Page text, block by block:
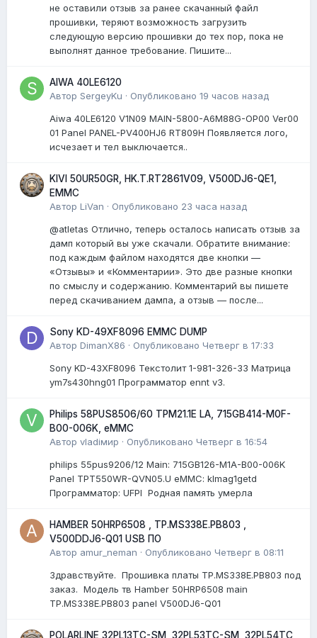
не оставили отзыв за ранее скачанный файл
прошивки, теряют возможность загрузить
следующую версию прошивки до тех пор, пока не
выполнят данное требование. Пишите...
AIWA 40LE6120
Автор SergeyKu · Опубликовано 19 часов назад
Aiwa 40LE6120 V1N09 MAIN-5800-A6M88G-OP00 Ver00
01 Panel PANEL-PV400HJ6 RT809H Появляется лого,
исчезает и тел выключается..
KIVI 50UR50GR, HK.T.RT2861V09, V500DJ6-QE1,
EMMC
Автор LiVan · Опубликовано 23 часа назад
@atletas Отлично, теперь осталось написать отзыв за
дамп который вы уже скачали. Обратите внимание:
под каждым файлом находятся две кнопки —
«Отзывы» и «Комментарии». Это две разные кнопки
по смыслу и содержанию. Комментарий вы пишете
перед скачиванием дампа, а отзыв — после...
Sony KD-49XF8096 EMMC DUMP
Автор DimanX86 · Опубликовано Четверг в 17:33
Sony KD-43XF8096 Текстолит 1-981-326-33 Матрица
ym7s430hng01 Программатор ennt v3.
Philips 58PUS8506/60 TPM21.1E LA, 715GB414-M0F-
B00-006K, eMMC
Автор vladiмир · Опубликовано Четверг в 16:54
philips 55pus9206/12 Мain: 715GB126-M1A-B00-006K
Panel TPT550WR-QVN05.U eMMC: klmag1getd
Программатор: UFPI Родная память умерла
HAMBER 50HRP6508 , TP.MS338E.PB803 ,
V500DDJ6-Q01 USB ПО
Автор amur_neman · Опубликовано Четверг в 08:11
Здравствуйте. Прошивка платы TP.MS338E.PB803 под
заказ. Модель тв Hamber 50HRP6508 main
TP.MS338E.PB803 panel V500DJ6-Q01
POLARLINE 32PL13TC-SM, 32PL53TC-SM, 32PL54TC,